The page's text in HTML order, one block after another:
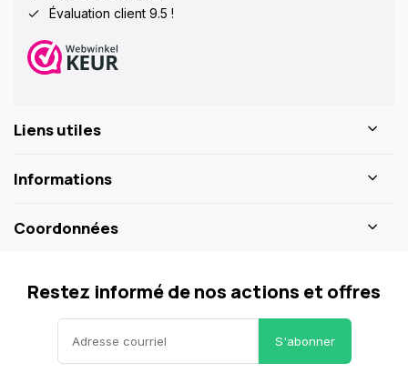
Évaluation client 9.5 !
Liens utiles
Informations
Coordonnées
Restez informé de nos actions et offres
S'abonner